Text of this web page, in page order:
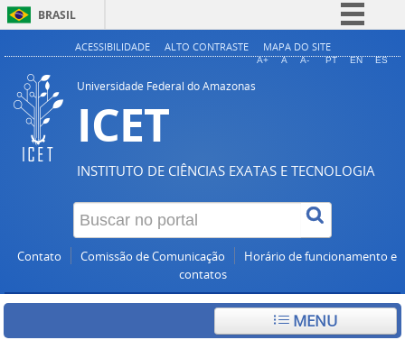
BRASIL
Simplifique!
ACESSIBILIDADE ALTO CONTRASTE MAPA DO SITE
A+ A A- PT EN ES
Universidade Federal do Amazonas
ICET
INSTITUTO DE CIÊNCIAS EXATAS E TECNOLOGIA
Contato Comissão de Comunicação
Horário de funcionamento e
contatos
MENU